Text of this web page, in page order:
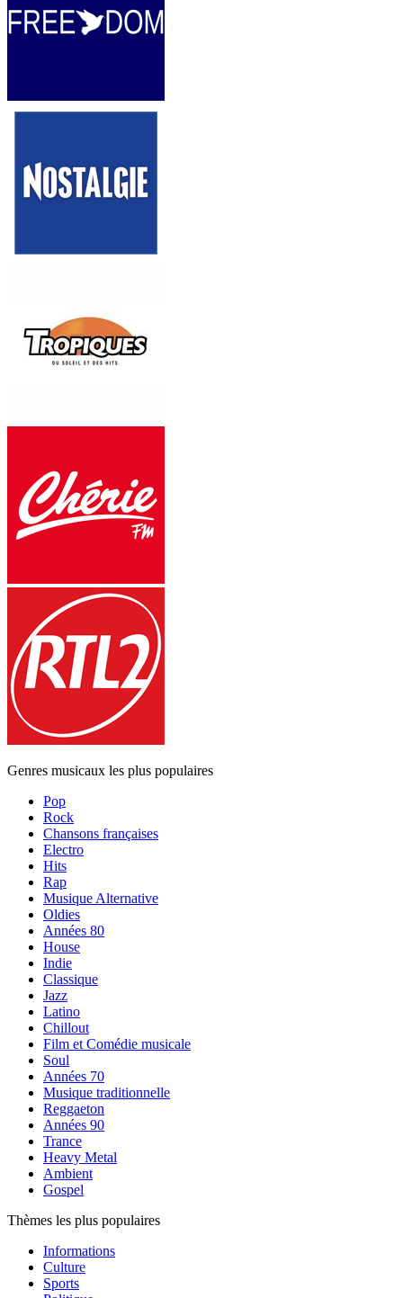
Genres musicaux les plus populaires
Pop
Rock
Chansons françaises
Electro
Hits
Rap
Musique Alternative
Oldies
Années 80
House
Indie
Classique
Jazz
Latino
Chillout
Film et Comédie musicale
Soul
Années 70
Musique traditionnelle
Reggaeton
Années 90
Trance
Heavy Metal
Ambient
Gospel
Thèmes les plus populaires
Informations
Culture
Sports